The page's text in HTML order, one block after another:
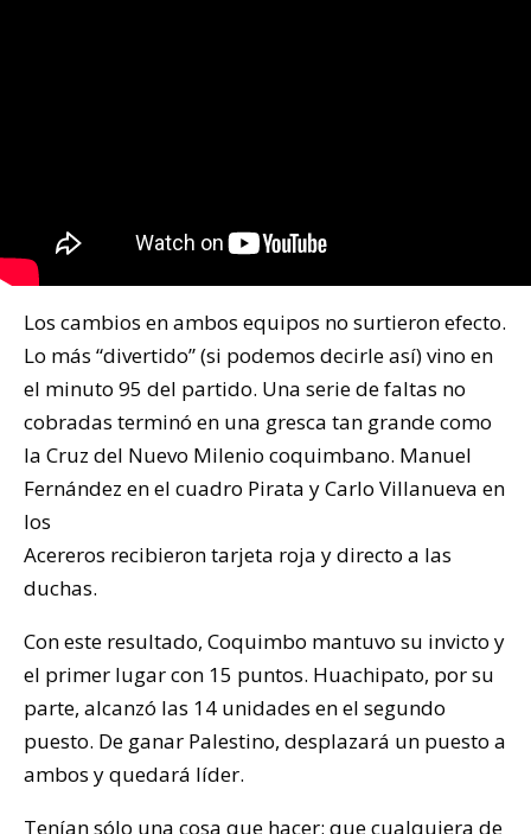
Los cambios en ambos equipos no surtieron efecto.
Lo más “divertido” (si podemos decirle así) vino en
el minuto 95 del partido. Una serie de faltas no
cobradas terminó en una gresca tan grande como
la Cruz del Nuevo Milenio coquimbano. Manuel
Fernández en el cuadro Pirata y Carlo Villanueva en
los
Acereros recibieron tarjeta roja y directo a las
duchas.
Con este resultado, Coquimbo mantuvo su invicto y
el primer lugar con 15 puntos. Huachipato, por su
parte, alcanzó las 14 unidades en el segundo
puesto. De ganar Palestino, desplazará un puesto a
ambos y quedará líder.
Tenían sólo una cosa que hacer: que cualquiera de